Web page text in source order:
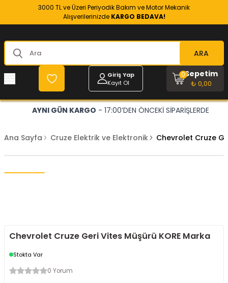
3000 TL ve Üzeri Periyodik Bakım ve Motor Mekanik
Alışverilerinizde KARGO BEDAVA!
ARA
Giriş Yap
Kayıt Ol
Sepetim
₺ 0,00
0
AYNI GÜN KARGO - 17:00’DEN ÖNCEKİ SİPARİŞLERDE
Ana Sayfa Cruze Elektrik ve Elektronik Chevrolet Cruze
Chevrolet Cruze Geri Vites Müşürü KORE Marka
Stokta Var
0 Yorum